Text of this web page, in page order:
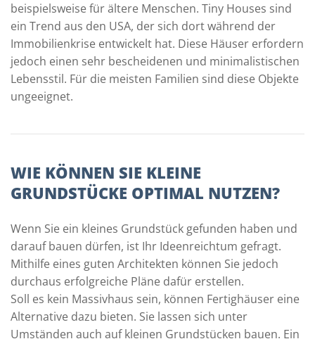
beispielsweise für ältere Menschen. Tiny Houses sind
ein Trend aus den USA, der sich dort während der
Immobilienkrise entwickelt hat. Diese Häuser erfordern
jedoch einen sehr bescheidenen und minimalistischen
Lebensstil. Für die meisten Familien sind diese Objekte
ungeeignet.
WIE KÖNNEN SIE KLEINE
GRUNDSTÜCKE OPTIMAL NUTZEN?
Wenn Sie ein kleines Grundstück gefunden haben und
darauf bauen dürfen, ist Ihr Ideenreichtum gefragt.
Mithilfe eines guten Architekten können Sie jedoch
durchaus erfolgreiche Pläne dafür erstellen.
Soll es kein Massivhaus sein, können Fertighäuser eine
Alternative dazu bieten. Sie lassen sich unter
Umständen auch auf kleinen Grundstücken bauen. Ein